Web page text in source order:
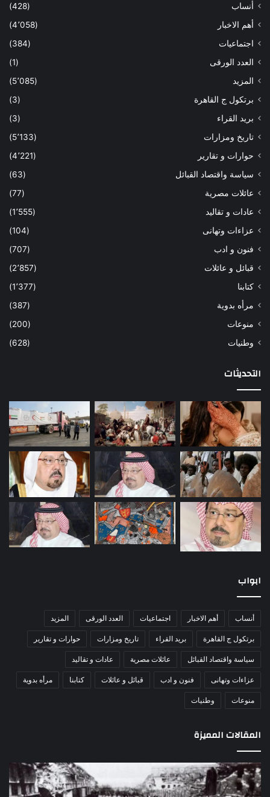
أنساب
(428)
أهم الاخبار
(4٬058)
اجتماعيات
(384)
العدد الورقى
(1)
المزيد
(5٬085)
برتكول ج القاهرة
(3)
بريد القراء
(3)
تاريخ ومزارات
(5٬133)
حوارات و تقارير
(4٬221)
سياسة واقتصاد القبائل
(63)
عائلات مصرية
(77)
عادات و تقاليد
(1٬555)
عزاءات وتهانى
(104)
فنون و ادب
(707)
قبائل و عائلات
(2٬857)
كتابنا
(1٬377)
مرأه بدوية
(387)
منوعات
(200)
وطنيات
(628)
التحديثات
ابواب
أنساب أهم الاخبار اجتماعيات العدد الورقى المزيد
برتكول ج القاهرة بريد القراء تاريخ ومزارات حوارات و تقارير
سياسة واقتصاد القبائل عائلات مصرية عادات و تقاليد
عزاءات وتهانى فنون و ادب قبائل و عائلات كتابنا مرأه بدوية
منوعات وطنيات
المقالات المميزة
اللواء
دكتور
راضي